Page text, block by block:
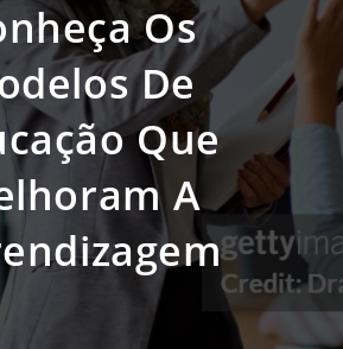
Os
De
Que
A